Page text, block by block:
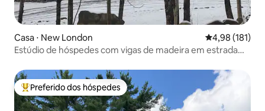
Casa ⋅ New London 4,98 de uma
4,98 (181)
Estúdio de hóspedes com vigas de madeira em estrada
Entre os melhores preferidos dos hóspedes
Preferido dos hóspedes